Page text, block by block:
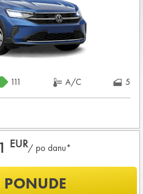
NAJMA
111 A/C 5
EUR/ po danu*
PONUDE